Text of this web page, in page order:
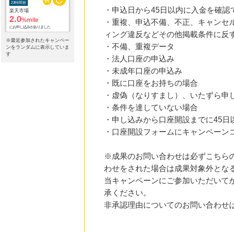
楽天ブックス
1.0%mile
にお申し込みがありました
※最近参加されたキャンペー
ンをランダムに表示していま
す
・申込日から45日以内に入金を確認
・重複、申込不備、不正、キャン
ィング違反などその他掲載条件に反
・不備、重複データ
・法人口座の申込み
・未成年口座の申込み
・既に口座をお持ちの場合
・虚偽（なりすまし）、いたずら
・条件を達していない場合
・申し込みから口座開設までに45
・口座開設フォームにキャンペーン
※成果のお問い合わせは必ずこちら
わせをされた場合は成果対象外とな
当キャンペーンにご参加いただいて
承ください。
非承認理由についてのお問い合わせ